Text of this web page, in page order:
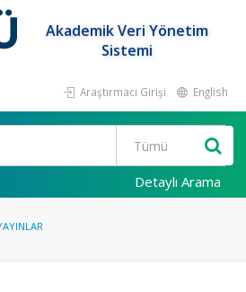
Akademik Veri Yönetim
Sistemi
Araştırmacı Girişi English
Detaylı Arama